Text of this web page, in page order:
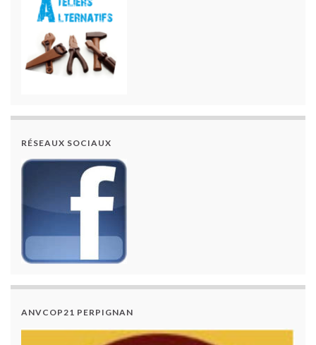
RÉSEAUX SOCIAUX
ANVCOP21 PERPIGNAN